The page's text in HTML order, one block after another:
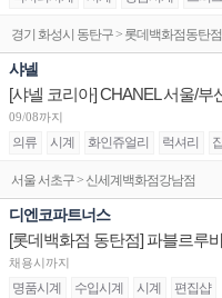
경기 화성시 동탄구 > 롯데백화점동탄점
샤넬
09/08까지
의류 시계 화인쥬얼리 럭셔리
서울 서초구 > 신세계백화점강남점
디엔코파트너스
[롯데백화점 동탄점] 파블르루
채용시까지
명품시계 수입시계 시계 편집샵